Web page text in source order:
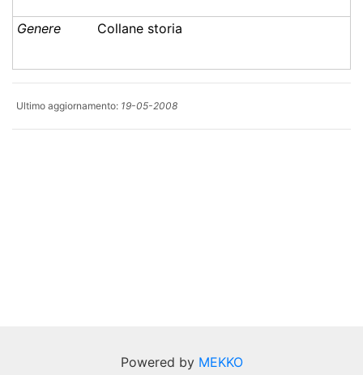
Genere Collane storia
Ultimo aggiornamento: 19-05-2008
Powered by MEKKO